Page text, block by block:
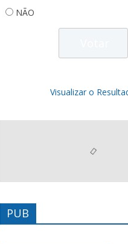
NÃO
Visualizar o
PUB